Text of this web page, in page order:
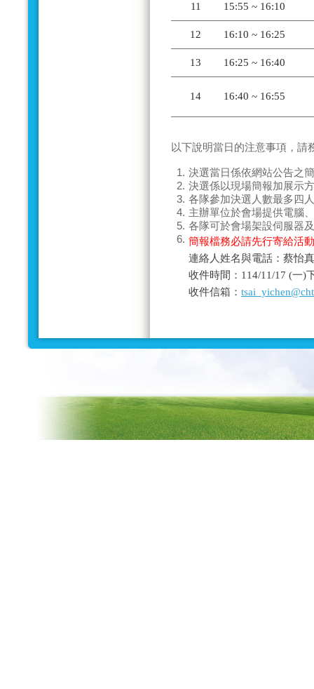
11 15:55 ~ 16:10
12 16:10 ~ 16:25
13 16:25 ~ 16:40
14 16:40 ~ 16:55
以下說明當日的注意事項 ，請
1. 決選當日係依網站公告之
2. 決選係以現場簡報加展示
3. 各隊參加決選人數最多四人
4. 主辦單位於會場提供電腦
5. 各隊可於會場架設伺服器
6. 簡報檔務必請先行寄給活
連絡人姓名與電話：蔡怡
收件時間：114/11/17 (一)
收件信箱：